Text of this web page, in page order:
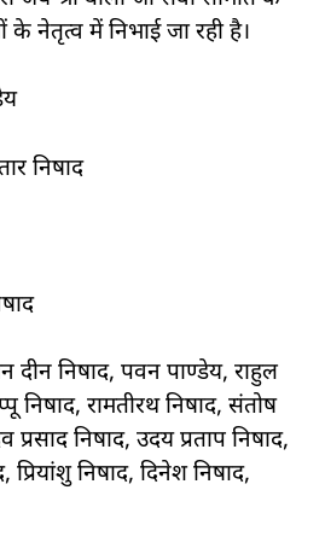
के नेतृत्व में निभाई जा रही है।
निषाद
दीन निषाद, पवन पाण्डेय, राहुल
निषाद, रामतीरथ निषाद, संतोष
निषाद, उदय प्रताप निषाद,
प्रियांशु निषाद, दिनेश निषाद,